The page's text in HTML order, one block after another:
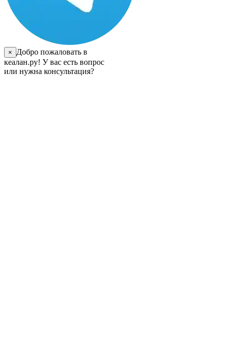
×
Добро пожаловать в
кеалан.ру! У вас есть вопрос
или нужна консультация?